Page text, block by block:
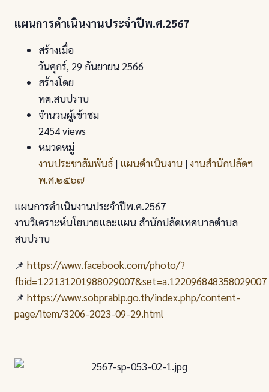
แผนการดำเนินงานประจำปีพ.ศ.2567
สร้างเมื่อ
วันศุกร์, 29 กันยายน 2566
สร้างโดย
ทต.สบปราบ
จำนวนผู้เข้าชม
2454 views
หมวดหมู่
งานประชาสัมพันธ์ | แผนดำเนินงาน |งานสำนักปลัดฯ
พ.ศ.๒๕๖๗
แผนการดำเนินงานประจำปีพ.ศ.2567
งานวิเคราะห์นโยบายและแผน สำนักปลัดเทศบาลตำบล
สบปราบ
📌 https://www.facebook.com/photo/?
fbid=122131201988029007&set=a.122096848358029007
📌 https://www.sobprablp.go.th/index.php/content-
page/item/3206-2023-09-29.html